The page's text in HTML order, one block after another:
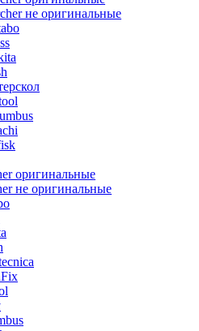
не оригинальные
оригинальные
не оригинальные